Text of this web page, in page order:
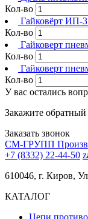
Кол-во
Гайковёрт ИП-
Кол-во
Гайковерт
Кол-во
Гайковерт
Кол-во
У вас остались
Закажите
Заказать звонок
СМ-ГРУПП
+7 (8332) 22-44-50
610046, г. Киров,
КАТАЛОГ